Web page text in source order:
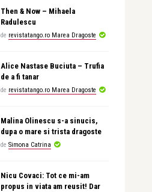
Then & Now – Mihaela
Radulescu
de revistatango.ro Marea Dragoste
Alice Nastase Buciuta – Trufia
de a fi tanar
de revistatango.ro Marea Dragoste
Malina Olinescu s-a sinucis,
dupa o mare si trista dragoste
de Simona Catrina
Nicu Covaci: Tot ce mi-am
propus in viata am reusit! Dar